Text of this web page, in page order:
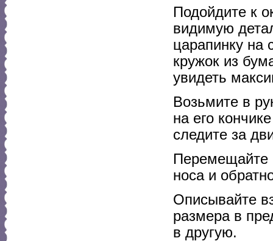
Подойдите к
видимую
царапинку на
кружок из
увидеть
Возьмите в
на его
следите за
Перемещайте
носа и
Описывайте
размера в
в другую.